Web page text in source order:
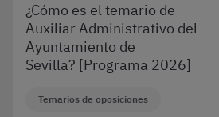
¿Cómo es el temario de
Auxiliar Administrativo del
Ayuntamiento de
Sevilla? [Programa 2026]
Temarios de oposiciones